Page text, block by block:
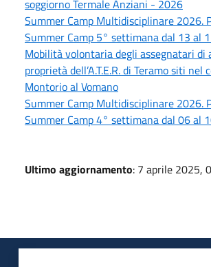
soggiorno Termale Anziani - 2026
Summer Camp Multidisciplinare 2026.
Summer Camp 5° settimana dal 13 al
Mobilità volontaria degli assegnatari di
proprietà dell’A.T.E.R. di Teramo siti nel
Montorio al Vomano
Summer Camp Multidisciplinare 2026.
Summer Camp 4° settimana dal 06 al
Ultimo aggiornamento: 7 aprile 2025,